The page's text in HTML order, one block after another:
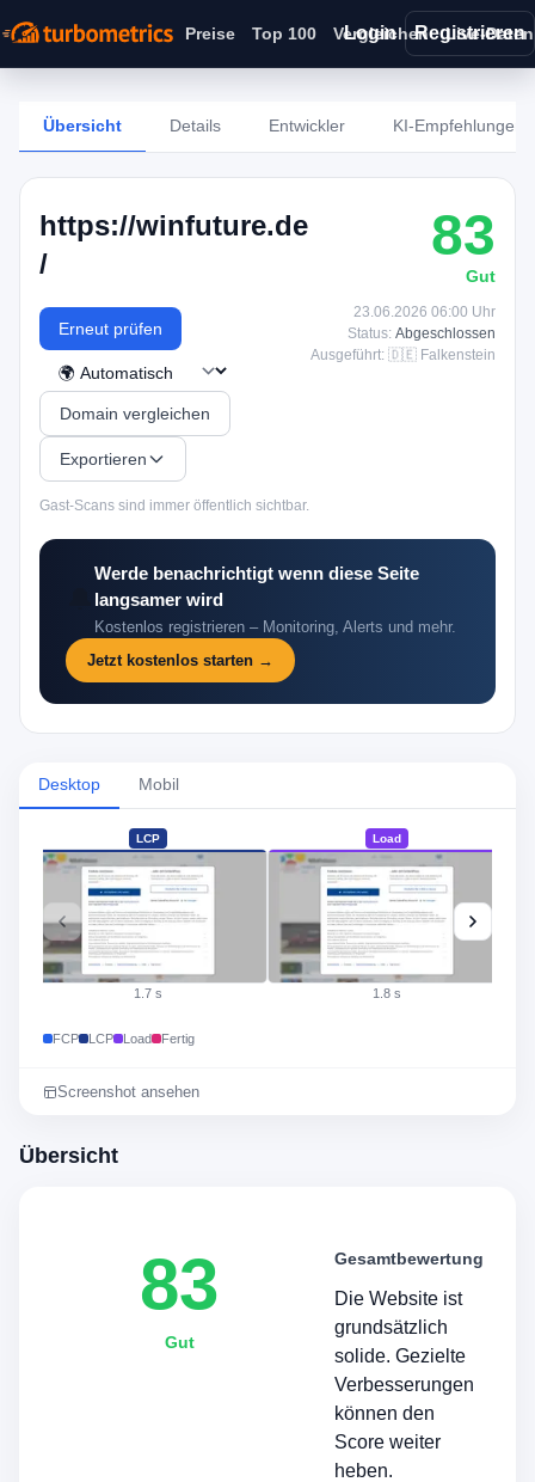
Preise Top 100 Vergleichen Live-Daten
Login Registrieren
Übersicht Details Entwickler KI-Empfehlungen
https://winfuture.de
/
Erneut prüfen
Domain vergleichen
Exportieren
Gast-Scans sind immer öffentlich sichtbar.
83
Gut
23.06.2026 06:00 Uhr
Status: Abgeschlossen
Ausgeführt: 🇩🇪 Falkenstein
Werde benachrichtigt wenn diese Seite
langsamer wird
Kostenlos registrieren – Monitoring, Alerts und mehr.
Jetzt kostenlos starten →
Desktop Mobil
LCP
1.7 s
Load
1.8 s
FCP LCP Load Fertig
Screenshot ansehen
Übersicht
83
Gut
Gesamtbewertung
Die Website ist
grundsätzlich
solide. Gezielte
Verbesserungen
können den
Score weiter
heben.